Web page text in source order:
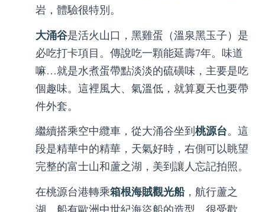
岩，體驗很特別。
大涌谷是活火山口，黑雞蛋（溫泉黑玉子）是
必吃打卡項目。傳說吃一顆能延壽7年。味道
嘛…就是水煮蛋帶點淡淡的硫磺味，主要是吃
個趣味。這裡風大、氣溫低，就算夏天也要帶
件外套。
繼續搭乘空中纜車，從大涌谷坐到桃源台。這
段是精華中的精華，天氣好時，右側可以眺望
完整的富士山和蘆之湖，美到讓人忘記拍照。
在桃源台港轉乘箱根海賊觀光船，航行蘆之
湖。船有歐洲中世紀海盜船的造型，很受歡